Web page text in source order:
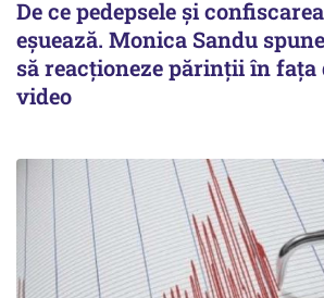
De ce pedepsele și
eșuează. Monica Sandu
să reacționeze părinții în fața
video